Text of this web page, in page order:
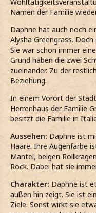
Namen der Familie
Daphne hat auch noch
Alysha Greengrass.
Sie war schon immer
Grund haben die zwei
zueinander. Zu der
Beziehung.
In einem Vorort der
Herrenhaus der Familie
besitzt die Familie in
Aussehen: Daphne ist
Haare. Ihre Augenfarbe
Mantel, beigen
Rock. Dabei hat sie
Charakter: Daphne ist
außen hin zeigt. Sie ist
Ziele. Sonst wirkt sie